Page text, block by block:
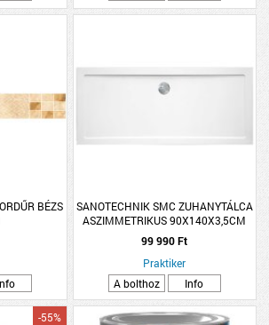
BÉZS
SANOTECHNIK SMC ZUHANYTÁLCA
ASZIMMETRIKUS 90X140X3,5CM
99 990 Ft
Praktiker
A bolthoz
Info
-55%